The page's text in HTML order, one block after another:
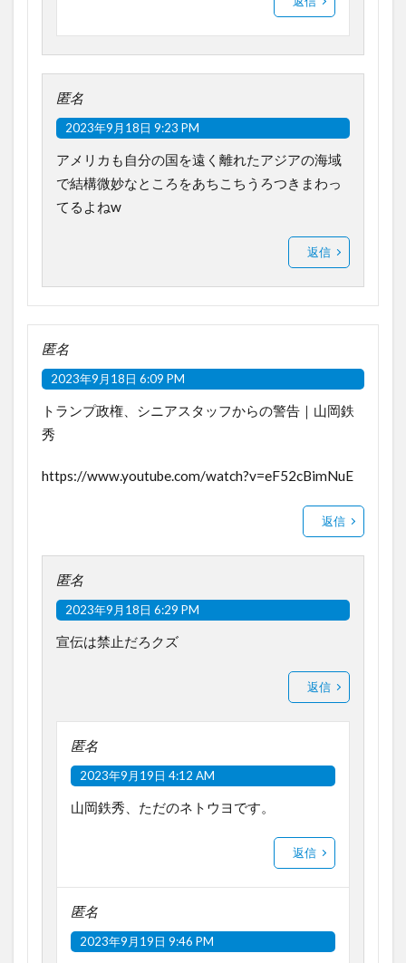
匿名
2023年9月18日 9:23 PM
アメリカも自分の国を遠く離れたアジアの海域
で結構微妙なところをあちこちうろつきまわっ
てるよねw
返信
匿名
2023年9月18日 6:09 PM
トランプ政権、シニアスタッフからの警告｜山岡鉄
秀
https://www.youtube.com/watch?v=eF52cBimNuE
返信
匿名
2023年9月18日 6:29 PM
宣伝は禁止だろクズ
返信
匿名
2023年9月19日 4:12 AM
山岡鉄秀、ただのネトウヨです。
返信
匿名
2023年9月19日 9:46 PM